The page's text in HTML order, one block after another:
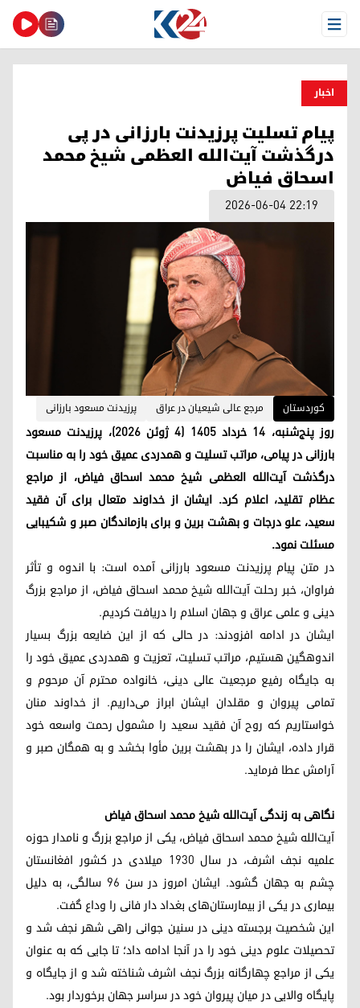
Open Menu
اخبار
پیام تسلیت پرزیدنت بارزانی در پی
درگذشت آیت‌الله العظمی شیخ محمد
اسحاق فیاض
2026-06-04 22:19
کوردستان مرجع عالی‌ شیعیان در عراق پرزیدنت مسعود بارزانی
روز پنج‌شنبه، ۱۴ خرداد ۱۴۰۵ (۴ ژوئن ۲۰۲۶)، پرزیدنت مسعود
بارزانی در پیامی، مراتب تسلیت و همدردی عمیق خود را به مناسبت
درگذشت آیت‌الله العظمی شیخ محمد اسحاق فیاض، از مراجع
عظام تقلید، اعلام کرد. ایشان از خداوند متعال برای آن فقید
سعید، علو درجات و بهشت برین و برای بازماندگان صبر و شکیبایی
مسئلت نمود.
در متن پیام پرزیدنت مسعود بارزانی آمده است: با اندوه و تأثر
فراوان، خبر رحلت آیت‌الله شیخ محمد اسحاق فیاض، از مراجع بزرگ
دینی و علمی عراق و جهان اسلام را دریافت کردیم.
ایشان در ادامه افزودند: در حالی که از این ضایعه بزرگ بسیار
اندوهگین هستیم، مراتب تسلیت، تعزیت و همدردی عمیق خود را
به جایگاه رفیع مرجعیت عالی دینی، خانواده محترم آن مرحوم و
تمامی پیروان و مقلدان ایشان ابراز می‌داریم. از خداوند منان
خواستاریم که روح آن فقید سعید را مشمول رحمت واسعه خود
قرار داده، ایشان را در بهشت برین مأوا بخشد و به همگان صبر و
آرامش عطا فرماید.
نگاهی به زندگی آیت‌الله شیخ محمد اسحاق فیاض
آیت‌الله شیخ محمد اسحاق فیاض، یکی از مراجع بزرگ و نامدار حوزه
علمیه نجف اشرف، در سال ۱۹۳۰ میلادی در کشور افغانستان
چشم به جهان گشود. ایشان امروز در سن ۹۶ سالگی، به دلیل
بیماری در یکی از بیمارستان‌های بغداد دار فانی را وداع گفت.
این شخصیت برجسته دینی در سنین جوانی راهی شهر نجف شد و
تحصیلات علوم دینی خود را در آنجا ادامه داد؛ تا جایی که به عنوان
یکی از مراجع چهارگانه بزرگ نجف اشرف شناخته شد و از جایگاه و
پایگاه والایی در میان پیروان خود در سراسر جهان برخوردار بود.